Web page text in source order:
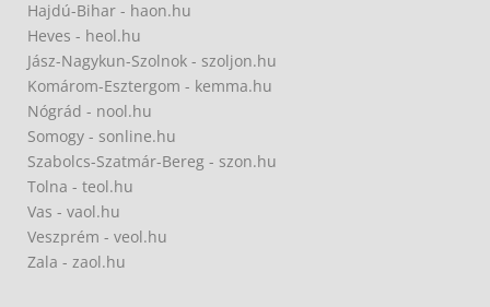
Hajdú-Bihar - haon.hu
Heves - heol.hu
Jász-Nagykun-Szolnok - szoljon.hu
Komárom-Esztergom - kemma.hu
Nógrád - nool.hu
Somogy - sonline.hu
Szabolcs-Szatmár-Bereg - szon.hu
Tolna - teol.hu
Vas - vaol.hu
Veszprém - veol.hu
Zala - zaol.hu